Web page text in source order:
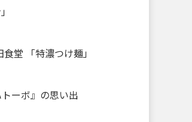
食堂 「特濃つけ麺」
トーボ』の思い出